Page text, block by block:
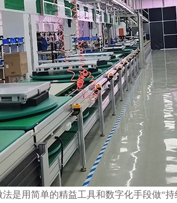
是用简单的精益工具和数字化手段做“